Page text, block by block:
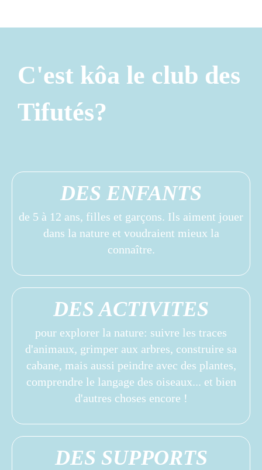
C'est kôa le club des
Tifutés?
DES ENFANTS
de 5 à 12 ans, filles et garçons. Ils aiment jouer
dans la nature et voudraient mieux la
connaître.
DES ACTIVITES
pour explorer la nature: suivre les traces
d'animaux, grimper aux arbres, construire sa
cabane, mais aussi peindre avec des plantes,
comprendre le langage des oiseaux... et bien
d'autres choses encore !
DES SUPPORTS